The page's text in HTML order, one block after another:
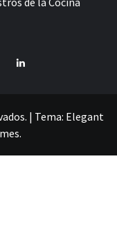
PinterestLinkedIn
| Tema: Elegant
.